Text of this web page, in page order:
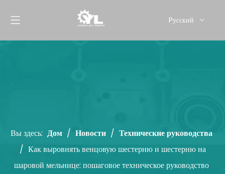
Pусский
Вы здесь: Дом / Новости / Технические руководства
/ Как выровнять венцовую шестерню и шестерню на
шаровой мельнице: пошаговое техническое руководство